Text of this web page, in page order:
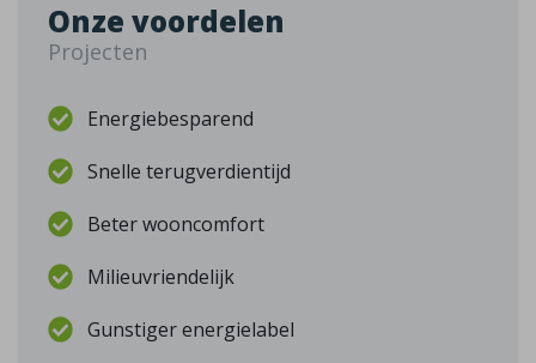
Onze voordelen
Projecten
Energiebesparend
Snelle terugverdientijd
Beter wooncomfort
Milieuvriendelijk
Gunstiger energielabel